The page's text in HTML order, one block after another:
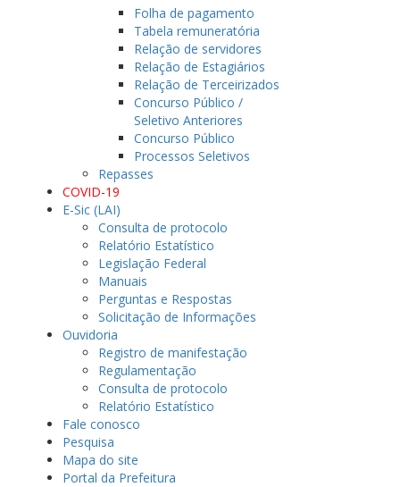
Folha de pagamento
Tabela remuneratória
Relação de servidores
Relação de Estagiários
Relação de Terceirizados
Concurso Público /
Seletivo Anteriores
Concurso Público
Processos Seletivos
Repasses
COVID-19
E-Sic (LAI)
Consulta de protocolo
Relatório Estatístico
Legislação Federal
Manuais
Perguntas e Respostas
Solicitação de Informações
Ouvidoria
Registro de manifestação
Regulamentação
Consulta de protocolo
Relatório Estatístico
Fale conosco
Pesquisa
Mapa do site
Portal da Prefeitura